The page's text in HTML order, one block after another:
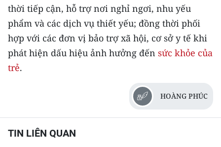
MUA BÁO
ĐỌC BÁO IN
ENGLISH
РУССКИЙ
thời tiếp cận, hỗ trợ nơi nghỉ ngơi, nhu yếu
phẩm và các dịch vụ thiết yếu; đồng thời phối
hợp với các đơn vị bảo trợ xã hội, cơ sở y tế khi
phát hiện dấu hiệu ảnh hưởng đến sức khỏe của
trẻ.
HOÀNG PHÚC
TIN LIÊN QUAN